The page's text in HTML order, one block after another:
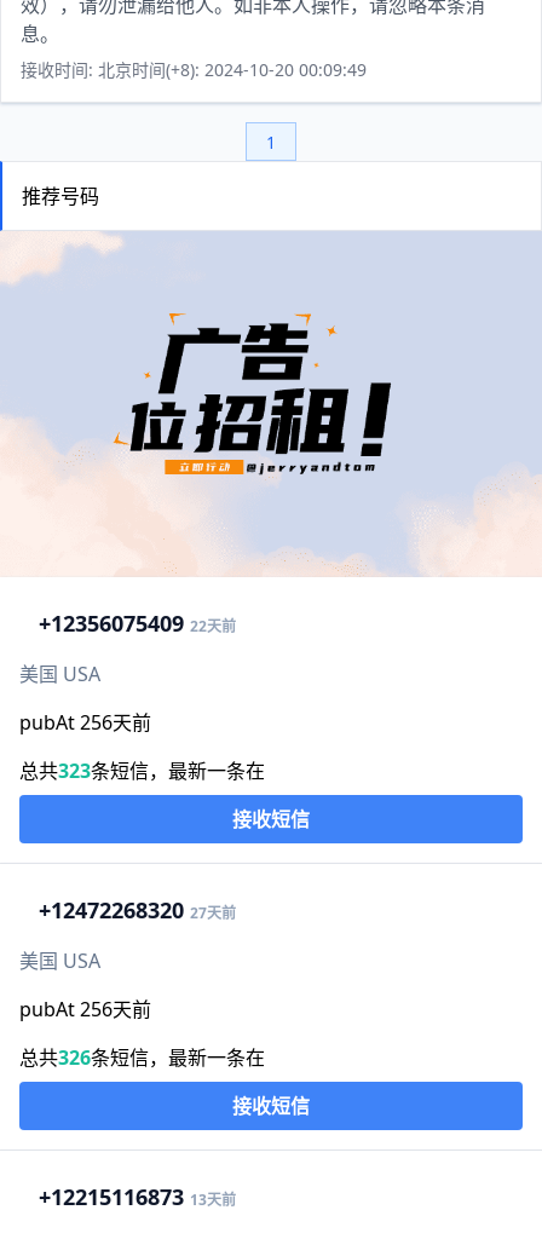
效），请勿泄漏给他人。如非本人操作，请忽略本条消
息。
接收时间: 北京时间(+8): 2024-10-20 00:09:49
1
推荐号码
+12356075409 22天前
美国 USA
pubAt 256天前
总共323条短信，最新一条在
接收短信
+12472268320 27天前
美国 USA
pubAt 256天前
总共326条短信，最新一条在
接收短信
+12215116873 13天前